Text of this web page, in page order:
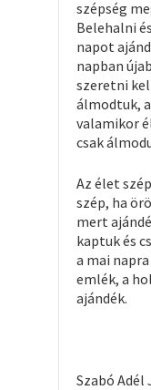
szépség
Belehalni
napot
napban
szeretni
álmodtuk,
valamikor
csak
Az élet
szép, ha
mert
kaptuk és
a mai
emlék, a
ajándék.
Szabó Adél